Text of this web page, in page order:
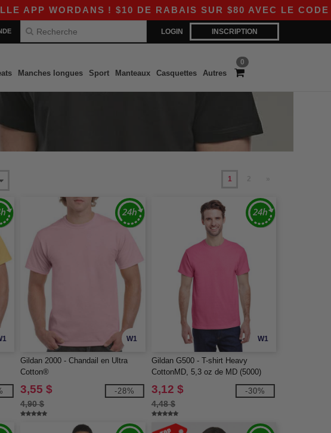
! $10 DE RABAIS SUR $80 AVEC LE CODE APP10 –
LOGIN INSCRIPTION
0
Manches longues Sport Manteaux Casquettes Autres
1
W1
Gildan 2000 - Chandail en Ultra
Cotton®
3,55 $
4,90 $
-28%
W1
Gildan G500 - T-shirt Heavy
CottonMD, 5,3 oz de MD (5000)
3,12 $
4,48 $
-30%